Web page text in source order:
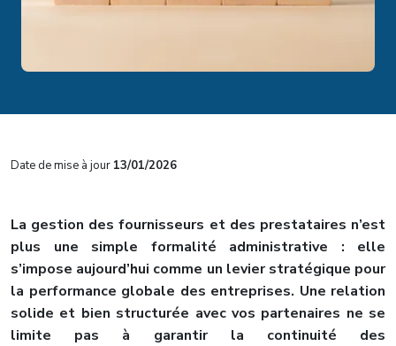
Date de mise à jour 13/01/2026
La gestion des fournisseurs et des prestataires n’est
plus une simple formalité administrative : elle
s’impose aujourd’hui comme un levier stratégique pour
la performance globale des entreprises. Une relation
solide et bien structurée avec vos partenaires ne se
limite pas à garantir la continuité des